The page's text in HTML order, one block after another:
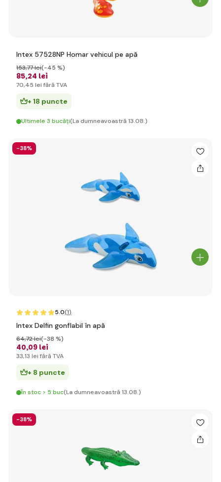
Intex 57528NP Homar vehicul pe apă
85,24 lei
153,77 lei(-45 %)
70,45 lei fără TVA
+ 18 puncte
Ultimele 3 bucăți(La dumneavoastră 13.08.)
-38%
5.0(1)
Intex Delfin gonflabil în apă
40,09 lei
64,72 lei(-38 %)
33,13 lei fără TVA
+ 8 puncte
În stoc > 5 buc(La dumneavoastră 13.08.)
-38%